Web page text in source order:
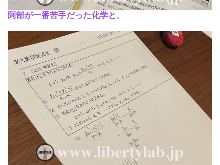
阿部が一番苦手だった化学と、